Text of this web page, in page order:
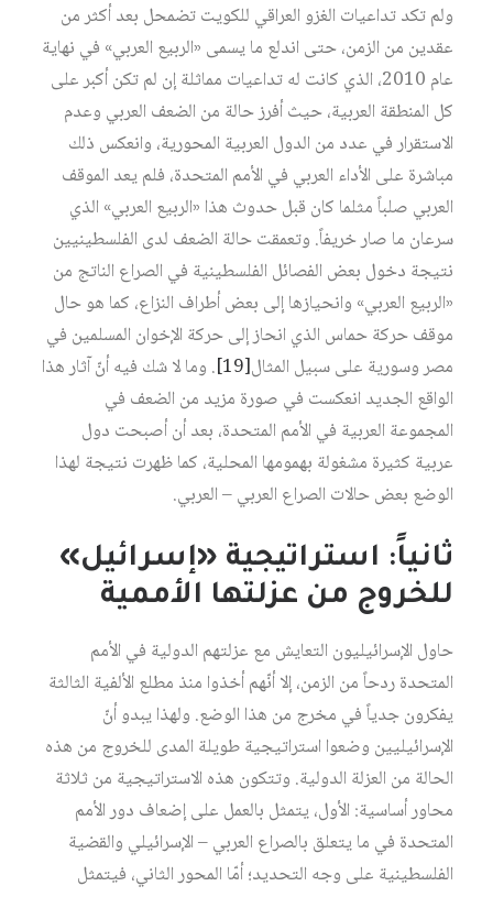
ولم تكد تداعيات الغزو العراقي للكويت تضمحل بعد أكثر من
عقدين من الزمن، حتى اندلع ما يسمى «الربيع العربي» في نهاية
عام 2010، الذي كانت له تداعيات مماثلة إن لم تكن أكبر على
كل المنطقة العربية، حيث أفرز حالة من الضعف العربي وعدم
الاستقرار في عدد من الدول العربية المحورية، وانعكس ذلك
مباشرة على الأداء العربي في الأمم المتحدة، فلم يعد الموقف
العربي صلباً مثلما كان قبل حدوث هذا «الربيع العربي» الذي
سرعان ما صار خريفاً. وتعمقت حالة الضعف لدى الفلسطينيين
نتيجة دخول بعض الفصائل الفلسطينية في الصراع الناتج من
«الربيع العربي» وانحيازها إلى بعض أطراف النزاع، كما هو حال
موقف حركة حماس الذي انحاز إلى حركة الإخوان المسلمين في
مصر وسورية على سبيل المثال[19]
. وما لا شك فيه أنّ آثار هذا
الواقع الجديد انعكست في صورة مزيد من الضعف في
المجموعة العربية في الأمم المتحدة، بعد أن أصبحت دول
عربية كثيرة مشغولة بهمومها المحلية، كما ظهرت نتيجة لهذا
الوضع بعض حالات الصراع العربي – العربي.
ثانياً: استراتيجية «إسرائيل»
للخروج من عزلتها الأممية
حاول الإسرائيليون التعايش مع عزلتهم الدولية في الأمم
المتحدة ردحاً من الزمن، إلا أنّهم أخذوا منذ مطلع الألفية الثالثة
يفكرون جدياً في مخرج من هذا الوضع. ولهذا يبدو أنّ
الإسرائيليين وضعوا استراتيجية طويلة المدى للخروج من هذه
الحالة من العزلة الدولية. وتتكون هذه الاستراتيجية من ثلاثة
محاور أساسية: الأول، يتمثل بالعمل على إضعاف دور الأمم
المتحدة في ما يتعلق بالصراع العربي – الإسرائيلي والقضية
الفلسطينية على وجه التحديد؛ أمّا المحور الثاني، فيتمثل